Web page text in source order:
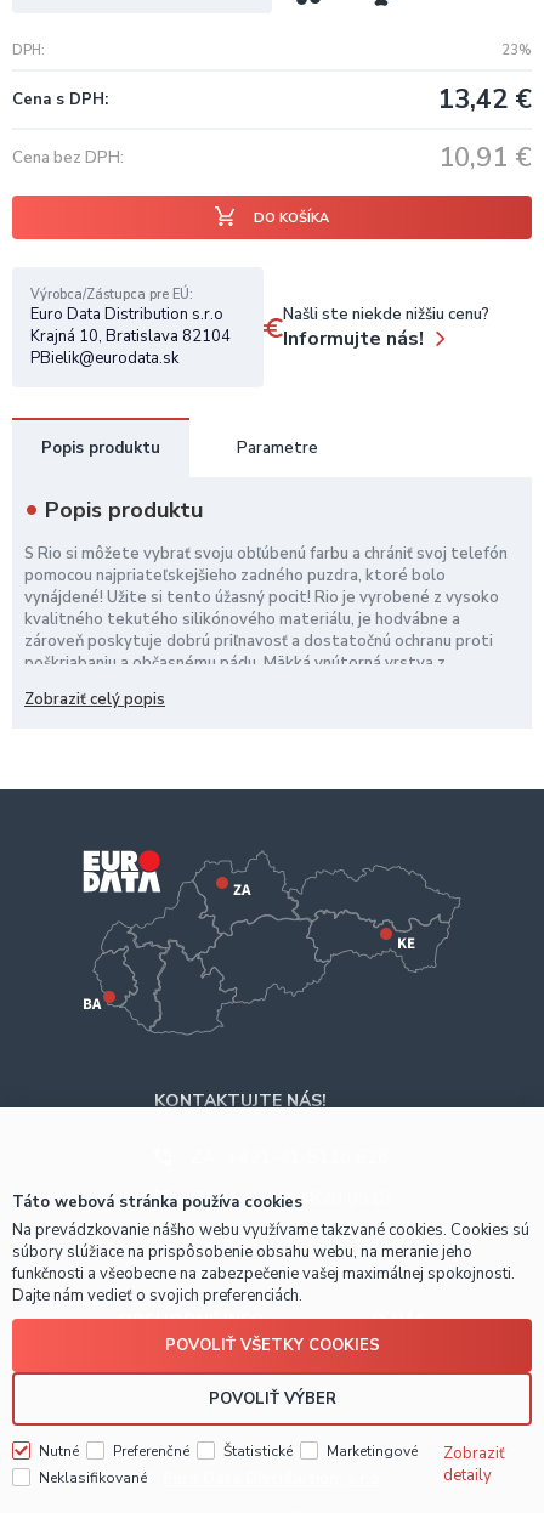
DPH 23%
Cena s DPH 13,42 €
Cena bez DPH 10,91 €
DO KOŠÍKA
Výrobca/Zástupca pre EÚ
Euro Data Distribution s.r.o
Krajná 10, Bratislava 82104
PBielik@eurodata.sk
Našli ste niekde nižšiu cenu?
Informujte nás!
Popis produktu Parametre
Popis produktu
S Rio si môžete vybrať svoju obľúbenú farbu a chrániť svoj telefón
pomocou najpriateľskejšieho zadného puzdra, ktoré bolo
vynájdené! Užite si tento úžasný pocit! Rio je vyrobené z vysoko
kvalitného tekutého silikónového materiálu, je hodvábne a
zároveň poskytuje dobrú priľnavosť a dostatočnú ochranu proti
poškriabaniu a občasnému pádu. Mäkká vnútorná vrstva z
zakrýva bočné tlačidlá a spodok obrazovky a zároveň chráni
Zobraziť celý popis
KONTAKTUJTE NÁS!
BA +421-2-4820 9918
KE +421-55-7289 653
OBCHODNÉ INFO O NÁS
Táto webová stránka používa cookies
Na prevádzkovanie nášho webu využívame takzvané cookies. Cookies sú
súbory slúžiace na prispôsobenie obsahu webu, na meranie jeho
funkčnosti a všeobecne na zabezpečenie vašej maximálnej spokojnosti.
Dajte nám vedieť o svojich preferenciách.
POVOLIŤ VÝBER
POVOLIŤ VŠETKY COOKIES
Nutné Preferenčné Štatistické
Marketingové
Neklasifikované
Zobraziť
detaily